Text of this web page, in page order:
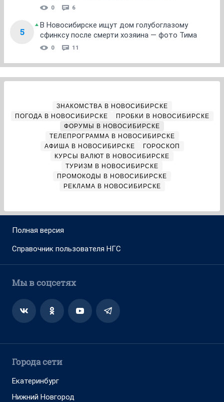
0 6
5
В Новосибирске ищут дом голубоглазому
сфинксу после смерти хозяина — фото Тима
0 11
ЗНАКОМСТВА В НОВОСИБИРСКЕ
ПОГОДА В НОВОСИБИРСКЕ
ПРОБКИ В НОВОСИБИРСКЕ
ФОРУМЫ В НОВОСИБИРСКЕ
ТЕЛЕПРОГРАММА В НОВОСИБИРСКЕ
АФИША В НОВОСИБИРСКЕ
ГОРОСКОП
КУРСЫ ВАЛЮТ В НОВОСИБИРСКЕ
ТУРИЗМ В НОВОСИБИРСКЕ
ПРОМОКОДЫ В НОВОСИБИРСКЕ
РЕКЛАМА В НОВОСИБИРСКЕ
Полная версия
Справочник пользователя НГС
Мы в соцсетях
Города сети
Екатеринбург
Нижний Новгород